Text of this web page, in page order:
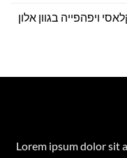
אוכל 160 ס"מ קלאסי ויפהפייה בגוון אלון
Lorem ipsum dolor sit